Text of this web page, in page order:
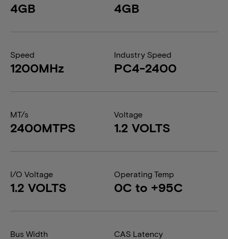
4GB 4GB
Speed
1200MHz
Industry Speed
PC4-2400
MT/s
2400MTPS
Voltage
1.2 VOLTS
I/O Voltage
1.2 VOLTS
Operating Temp
0C to +95C
Bus Width CAS Latency